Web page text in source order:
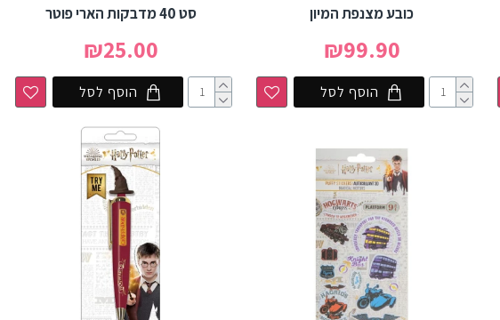
כובע מצנפת המיון
₪99.90
הוסף לסל
סט 40 מדבקות הארי פוטר
₪25.00
הוסף לסל